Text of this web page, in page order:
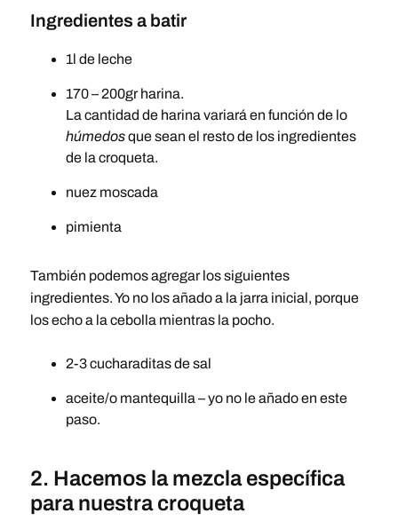
Ingredientes a batir
1l de leche
170 – 200gr harina.
La cantidad de harina variará en función de lo
húmedosque sean el resto de los ingredientes
de la croqueta.
nuez moscada
pimienta
También podemos agregar los siguientes
ingredientes. Yo no los añado a la jarra inicial, porque
los echo a la cebolla mientras la pocho.
2-3 cucharaditas de sal
aceite/o mantequilla – yo no le añado en este
paso.
2. Hacemos la mezcla específica
para nuestra croqueta